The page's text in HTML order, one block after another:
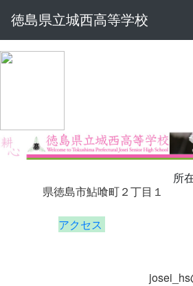
徳島県立城西高等学校
所在
県徳島市鮎喰町２丁目１
アクセス
FAX
E-